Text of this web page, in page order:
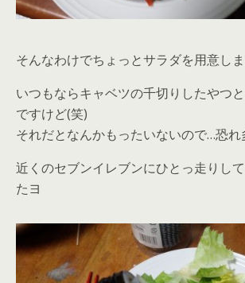
そんなわけでちょっとサラダを用意しま
いつもならキャベツの千切りしたやつ
ですけど(笑)
それだとなんかもったいないので…恐れ
近くのセブンイレブンにひとっ走りし
たヨ